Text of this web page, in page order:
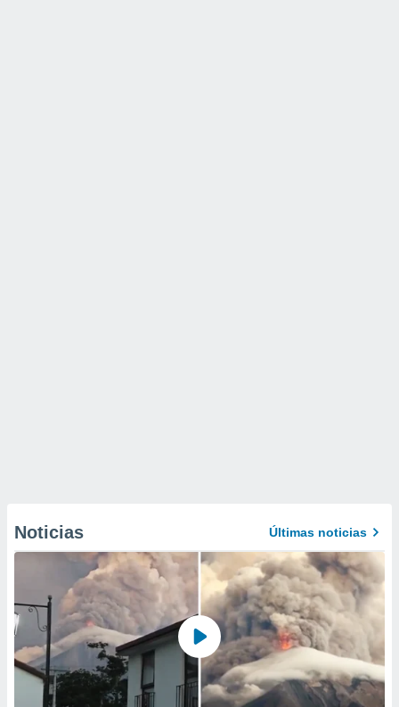
Noticias Últimas noticias